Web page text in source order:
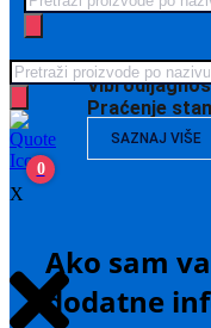
Praćenje
SAZNAJ VIŠE
Ako sam
dodatne
search
Products
search
0
X